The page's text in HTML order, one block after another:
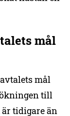
mål
mål
till
är tidigare än